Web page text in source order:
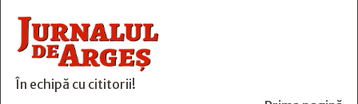
În echipă cu cititorii!